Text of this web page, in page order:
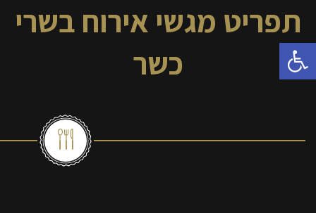
תפריט מגשי אירוח בשרי
כשר
פתח סרגל נגישות